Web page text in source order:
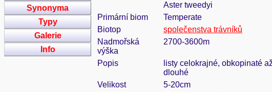
Synonyma
Typy
Galerie
Info
Aster tweedyi
Primární biom
Temperate
Biotop
společenstva trávníků
Nadmořská
výška
2700-3600m
Popis
listy celokrajné, obkopinaté
dlouhé
Velikost
5-20cm